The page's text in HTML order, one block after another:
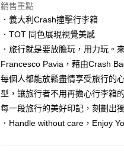
銷售重點
．義大利Crash撞擊行李箱
．TOT 同色展現視覺美感
．旅行就是要放膽玩，用力玩。
Francesco Pavia，藉由Crash
每個人都能放鬆盡情享受旅行的
型，讓旅行者不用再擔心行李箱
每一段旅行的美好印記，刻劃出
．Handle without care，Enjoy